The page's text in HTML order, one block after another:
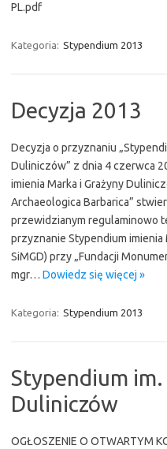
PL.pdf
Kategoria: Stypendium 2013
Decyzja 2013
Decyzja o przyznaniu
Duliniczów” z dnia 4 czerwca
imienia Marka i Grażyny
Archaeologica Barbarica”
przewidzianym regulaminowo
przyznanie Stypendium imienia
SiMGD) przy „Fundacji
mgr… Dowiedz się więcej »
Kategoria: Stypendium 2013
Stypendium
Duliniczów
OGŁOSZENIE O OTWARTYM